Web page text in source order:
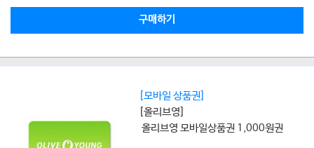
구매하기
[모바일 상품권]
[올리브영]
올리브영 모바일상품권 1,000원권